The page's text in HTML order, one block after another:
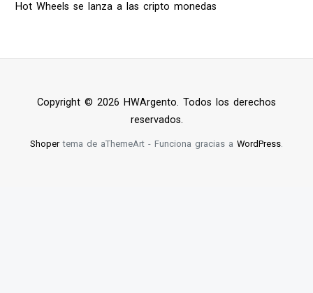
Hot Wheels se lanza a las cripto monedas
Copyright © 2026 HWArgento. Todos los derechos
reservados.
Shopertema de aThemeArt - Funciona gracias a WordPress.